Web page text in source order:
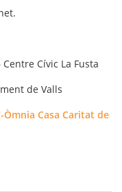
Cívic La Fusta
de Valls
Òmnia Casa Caritat de